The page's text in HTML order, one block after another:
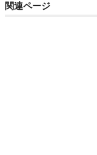
関連ページ